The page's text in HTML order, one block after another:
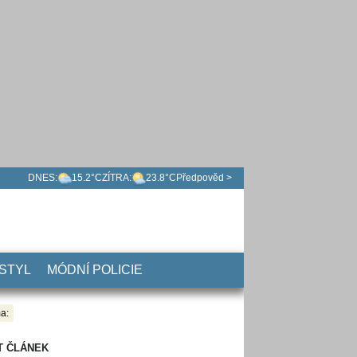
DNES: 15.2°CZÍTRA: 23.8°C Předpověd >
MÓDNÍ POLICIE
ČLÁNEK